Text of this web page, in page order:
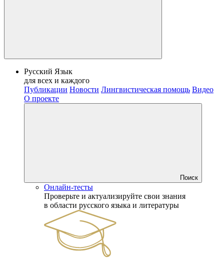
Русский Язык
для всех и каждого
Публикации Новости Лингвистическая помощь Видео
О проекте
Поиск
Онлайн-тесты
Проверьте и актуализируйте свои знания
в области русского языка и литературы